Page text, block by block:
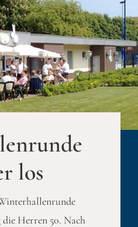
los
die Herren 50. Nach